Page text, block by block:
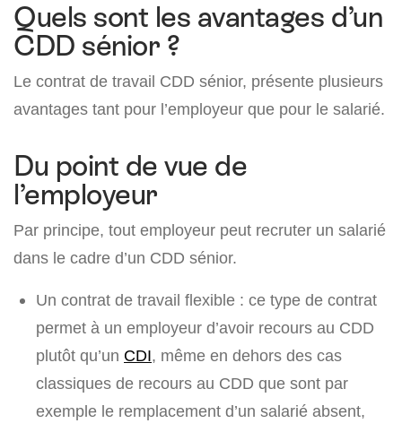
Quels sont les avantages d’un
CDD sénior ?
Le contrat de travail CDD sénior, présente plusieurs
avantages tant pour l’employeur que pour le salarié.
Du point de vue de
l’employeur
Par principe, tout employeur peut recruter un salarié
dans le cadre d’un CDD sénior.
Un contrat de travail flexible : ce type de contrat
permet à un employeur d’avoir recours au CDD
plutôt qu’un CDI, même en dehors des cas
classiques de recours au CDD que sont par
exemple le remplacement d’un salarié absent,